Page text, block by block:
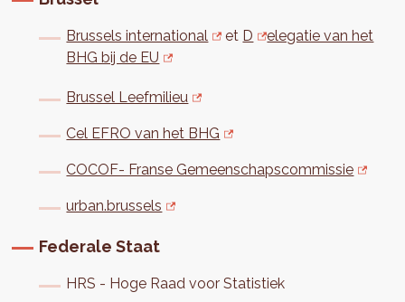
Brussels international et D
elegatie van het
BHG bij de EU
Brussel Leefmilieu
Cel EFRO van het BHG
COCOF- Franse Gemeenschapscommissie
urban.brussels
Federale Staat
HRS - Hoge Raad voor Statistiek